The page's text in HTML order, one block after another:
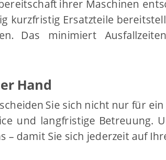
ihrer Maschinen
kurzfristig Ersatzteile
Das minimiert Ausfallzeiten
Hand
Sie sich nicht nur für ein
und langfristige Betreuung.
damit Sie sich jederzeit auf